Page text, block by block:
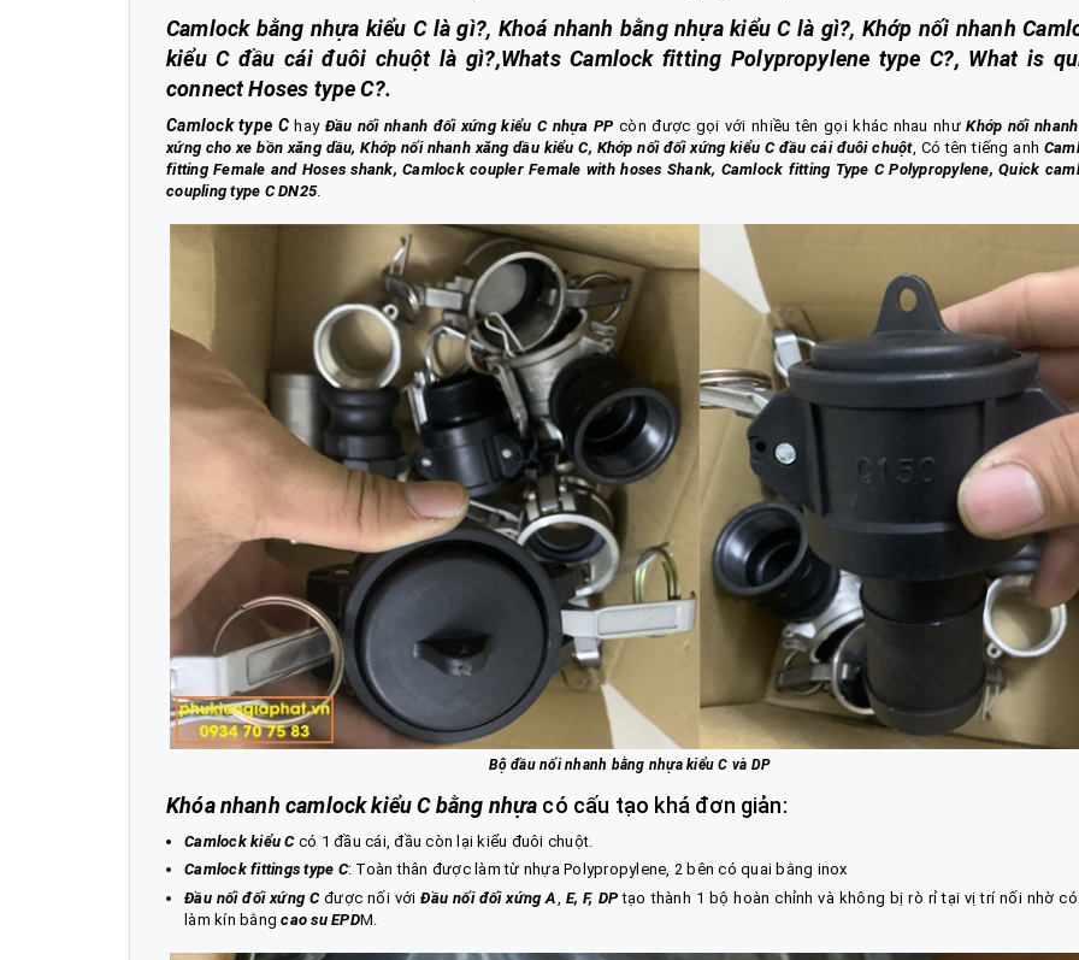
Camlock bằng nhựa kiểu C là gì?, Khoá nhanh bằng nhựa kiểu C là gì?, Khớp nối nhanh
kiểu C đầu cái đuôi chuột là gì?,Whats Camlock fitting Polypropylene type C?, What is
connect Hoses type C?.
Camlock type Chay Đầu nối nhanh đối xứng kiểu C nhựa PP còn được gọi với nhiều tên gọi khác nhau nhưKhớp nối
xứng cho xe bồn xăng dầu, Khớp nối nhanh xăng dầu kiểu C, Khớp nối đối xứng kiểu C đầu cái đuôi chuột, Có tên tiếng anh
fitting Female and Hoses shank, Camlock coupler Female with hoses Shank, Camlock fitting Type C Polypropylene, Quick
coupling type C DN25.
Bộ đầu nối nhanh bằng nhựa kiểu C và DP
Khóa nhanh camlock kiểu C bằng nhựa có cấu tạo khá đơn giản:
Camlock kiểu Ccó 1 đầu cái, đầu còn lại kiểu đuôi chuột.
Camlock fittings type C: Toàn thân được làm từ nhựa Polypropylene, 2 bên có quai bằng inox
Đầu nối đối xứng Cđược nối vớiĐầu nối đối xứngA E,F, DP tạo thành 1 bộ hoàn chỉnh và không bị rò rỉ tại vị trí nối nhờ
làm kín bằngcao su EPDM